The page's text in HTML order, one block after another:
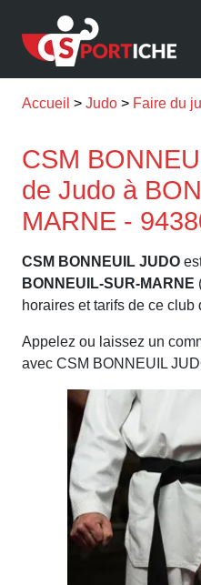
Accueil Judo Faire du
CSM
de Judo à
MARNE -
CSM BONNEUIL JUDO
BONNEUIL-SUR-MARNE
horaires et tarifs de ce club
Appelez ou laissez un
avec CSM BONNEUIL